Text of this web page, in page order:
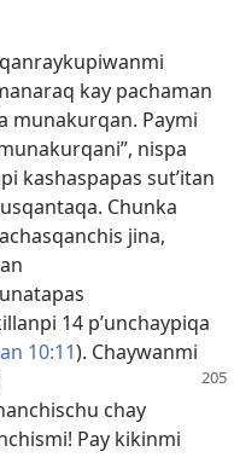
kay pachaman
munakurqan. Paymi
nispa
kashaspapas sut’itan
Chunka
jina,
14 p’unchaypiqa
10:11). Chaywanmi
chay
Pay kikinmi